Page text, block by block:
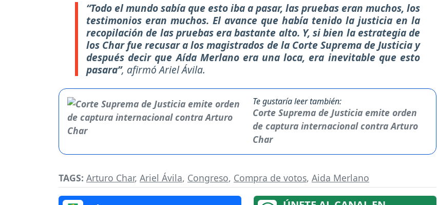
“Todo el mundo sabía que esto iba a pasar, las pruebas eran muchos, los
testimonios eran muchos. El avance que había tenido la justicia en la
recopilación de las pruebas era bastante alto. Y, si bien la estrategia de
los Char fue recusar a los magistrados de la Corte Suprema de Justicia y
después decir que Aída Merlano era una loca, era inevitable que esto
pasara”, afirmó Ariel Ávila.
Te gustaría leer también:
Corte Suprema de Justicia emite orden
de captura internacional contra Arturo
Char
TAGS: Arturo Char, Ariel Ávila, Congreso, Compra de votos, Aida Merlano